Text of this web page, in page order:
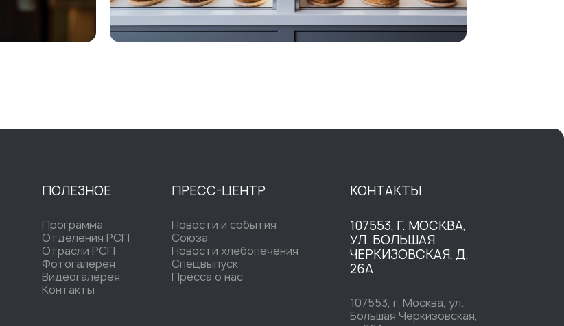
ПОЛЕЗНОЕ
Программа
Отделения РСП
Отрасли РСП
Фотогалерея
Видеогалерея
Контакты
ПРЕСС-ЦЕНТР
Новости и события
Союза
Новости хлебопечения
Спецвыпуск
Пресса о нас
КОНТАКТЫ
107553, Г. МОСКВА,
УЛ. БОЛЬШАЯ
ЧЕРКИЗОВСКАЯ, Д.
26А
107553, г. Москва, ул.
Большая Черкизовская,